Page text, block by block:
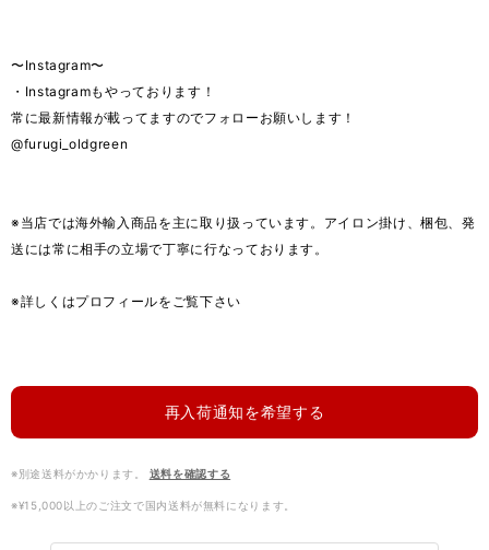
〜Instagram〜
・Instagramもやっております！
常に最新情報が載ってますのでフォローお願いします！
@furugi_oldgreen
※当店では海外輸入商品を主に取り扱っています。アイロン掛け、梱包、発
送には常に相手の立場で丁寧に行なっております。
※詳しくはプロフィールをご覧下さい
再入荷通知を希望する
※別途送料がかかります。 送料を確認する
※¥15,000以上のご注文で国内送料が無料になります。